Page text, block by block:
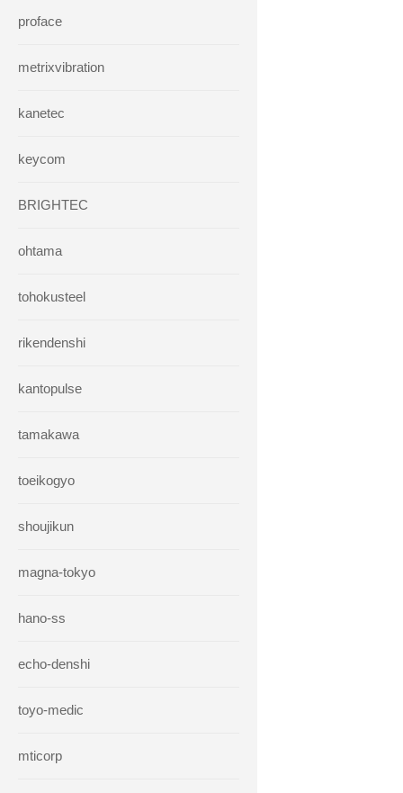
proface
metrixvibration
kanetec
keycom
BRIGHTEC
ohtama
tohokusteel
rikendenshi
kantopulse
tamakawa
toeikogyo
shoujikun
magna-tokyo
hano-ss
echo-denshi
toyo-medic
mticorp